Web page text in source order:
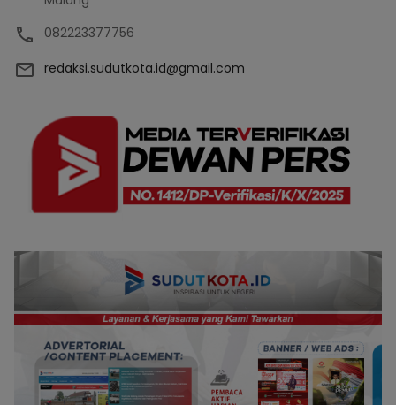
082223377756
redaksi.sudutkota.id@gmail.com